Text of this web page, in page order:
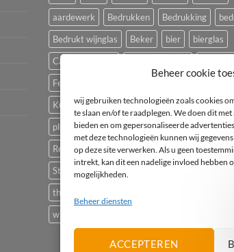
Beheer cookie
wij gebruiken technologieën zoals cookies
te slaan en/of te raadplegen. We doen dit
bieden en om gepersonaliseerde
met deze technologieën kunnen wij
op deze site verwerken. Als u geen
intrekt, kan dit een nadelige invloed hebben
mogelijkheden.
Beheer diensten
ACCEPTEREN
aardewerk
Bedrukken Bedrukking
Bedrukt wijnglas
Beker bier
bierglas
Camping glazen
Festival glas
Kunststof
logo mok mus
Pasabahce
pluimvee
porselein Proefglas
Recyclebaar
rode wijnglas
Royal
Stapelbaar
Tasting
theepotje
wit